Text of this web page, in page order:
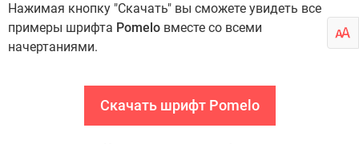
Нажимая кнопку "Скачать" вы сможете увидеть все
примеры шрифта Pomelo вместе со всеми
начертаниями.
Скачать шрифт Pomelo